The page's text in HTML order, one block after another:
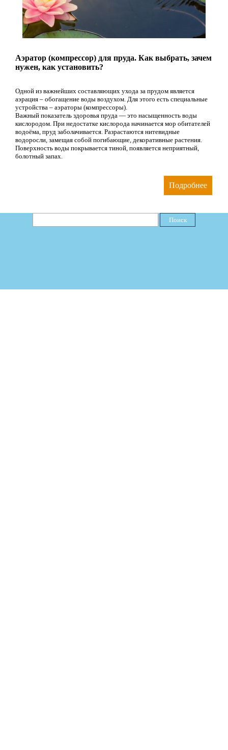
Аэратор (компрессор) для пруда. Как выбрать, зачем
нужен, как установить?
Одной из важнейших составляющих ухода за прудом является
аэрация – обогащение воды воздухом. Для этого есть специальные
устройства – аэраторы (компрессоры).
Важный показатель здоровья пруда — это насыщенность воды
кислородом. При недостатке кислорода начинается мор обитателей
водоёма, пруд заболачивается. Разрастаются нитевидные
водоросли, замещая собой погибающие, декоративные растения.
Поверхность воды покрывается тиной, появляется неприятный,
болотный запах.
Подробнее
Поиск